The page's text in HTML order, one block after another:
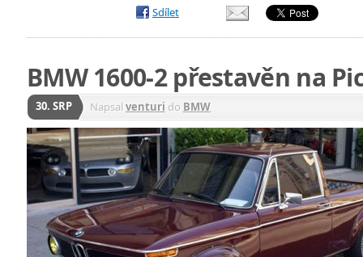
Sdílet
BMW 1600-2 přestavěn na
30. SRP Napsal venturi do BMW